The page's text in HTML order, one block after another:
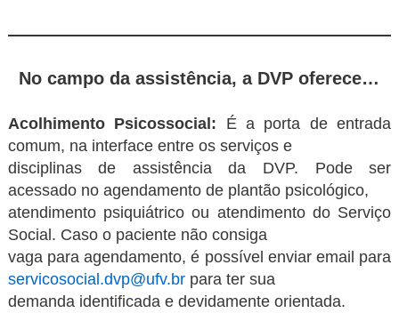
No campo da assistência, a DVP oferece…
Acolhimento Psicossocial: É a porta de entrada
comum, na interface entre os serviços e
disciplinas de assistência da DVP. Pode ser
acessado no agendamento de plantão psicológico,
atendimento psiquiátrico ou atendimento do Serviço
Social. Caso o paciente não consiga
vaga para agendamento, é possível enviar email para
servicosocial.dvp@ufv.brpara ter sua
demanda identificada e devidamente orientada.